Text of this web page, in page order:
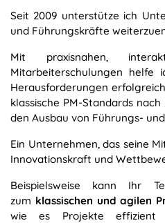
Seit 2009 unterstütze ich
und Führungskräfte
Mit praxisnahen,
Mitarbeiterschulungen helfe
Herausforderungen
klassische PM-Standards
den Ausbau von Führungs-
Ein Unternehmen, das seine
Innovationskraft und
Beispielsweise kann Ihr
zum klassischen und agilen
wie es Projekte